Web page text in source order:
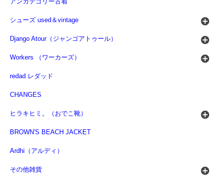
アンカテゴリー古着
シューズ used＆vintage
Django Atour（ジャンゴアトゥール）
Workers （ワーカーズ）
redad レダッド
CHANGES
ヒラキヒミ。（おでこ靴）
BROWN'S BEACH JACKET
Ardhi（アルディ）
その他雑貨